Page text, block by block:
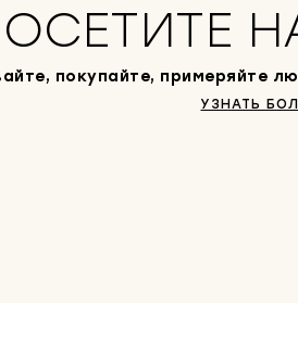
покупайте, примеряйте
УЗНАТЬ